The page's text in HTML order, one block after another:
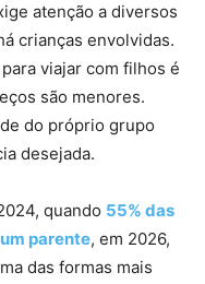
atenção a diversos
crianças envolvidas.
viajar com filhos é
são menores.
do próprio grupo
desejada.
quando 55% das
parente, em 2026,
das formas mais